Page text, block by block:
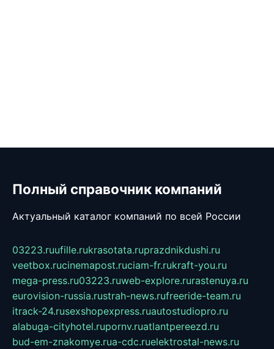
Полный справочник компаний
Актуальный каталог компаний по всей России
03223.ruufille.rukrasotata.ruprazdnikdushi.ru
veetbox.rucinemapost.ruciam-fr.rukraft-you.ru
mega-press.ru03223.ruweb-explore.rurastenuya.ru
eurovision-russia.rustrah-news.rufreeride-team.ru
itrack-24.rusexshopexpress.ruautostudiopro.ru
alabuga-cityhotel.rupornv.ruatlantpereezd.ru
bud-em-znakomye.rua-cdc.ruelektrostal-news.ru